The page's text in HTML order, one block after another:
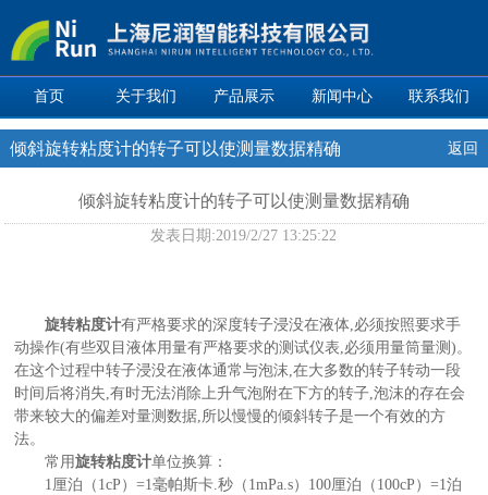
首页 关于我们 产品展示 新闻中心 联系我们
倾斜旋转粘度计的转子可以使测量数据精确 返回
倾斜旋转粘度计的转子可以使测量数据精确
发表日期:2019/2/27 13:25:22
旋转粘度计有严格要求的深度转子浸没在液体,必须按照要求手
动操作(有些双目液体用量有严格要求的测试仪表,必须用量筒量测)。
在这个过程中转子浸没在液体通常与泡沫,在大多数的转子转动一段
时间后将消失,有时无法消除上升气泡附在下方的转子,泡沫的存在会
带来较大的偏差对量测数据,所以慢慢的倾斜转子是一个有效的方
法。
常用旋转粘度计单位换算：
1厘泊（1cP）=1毫帕斯卡.秒（1mPa.s）100厘泊（100cP）=1泊